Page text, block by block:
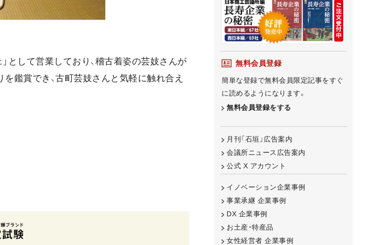
として営業しており、稽古着姿の芸妓さんが
鑑賞でき、古町芸妓さんと気軽に触れ合え
無料会員登録
簡単な登録で無料会員限定記事をすぐ
に読めるようになります。
無料会員登録をする
月刊「石垣」広告案内
会議所ニュース広告案内
公式 X アカウント
イノベーション企業事例
事業承継 企業事例
DX 企業事例
お土産・特産品
女性経営者 企業事例